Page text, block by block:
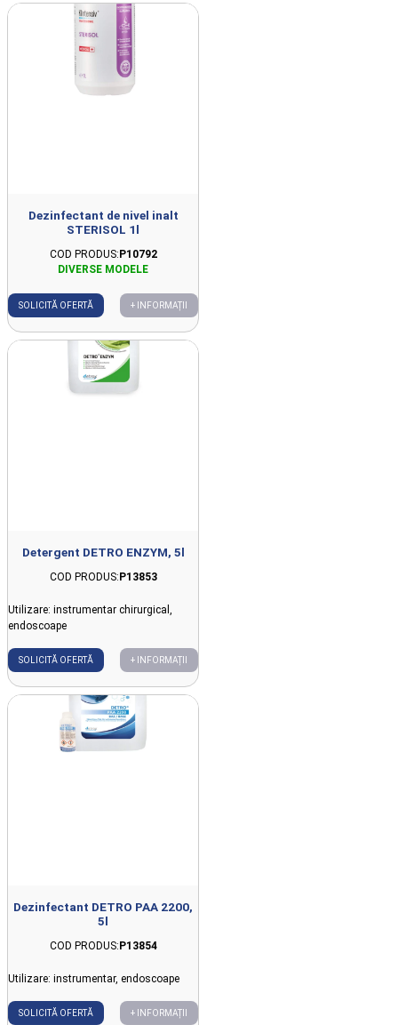
Dezinfectant de nivel inalt
STERISOL 1l
COD PRODUS:P10792
SOLICITĂ OFERTĂ + INFORMAȚII
Detergent DETRO ENZYM, 5l
COD PRODUS:P13853
Utilizare: instrumentar chirurgical,
endoscoape
SOLICITĂ OFERTĂ + INFORMAȚII
Dezinfectant DETRO PAA 2200,
5l
COD PRODUS:P13854
Utilizare: instrumentar, endoscoape
SOLICITĂ OFERTĂ + INFORMAȚII